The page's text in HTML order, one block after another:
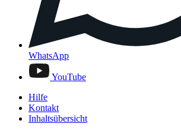
WhatsApp
YouTube
Hilfe
Kontakt
Inhaltsübersicht